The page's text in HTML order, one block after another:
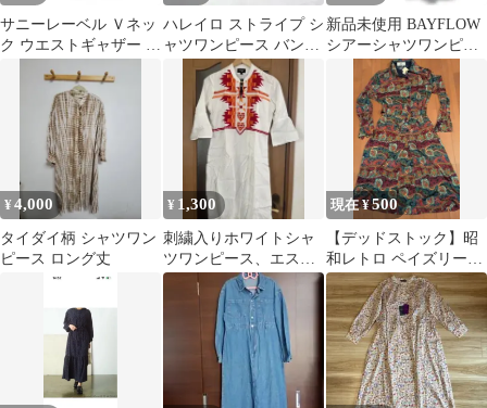
サニーレーベル Ｖネッ
ク ウエストギャザー ロ
ネイビー F
ハレイロ ストライプ シ
ャツワンピース バンド
カラー ロング丈 綿
100% M
新品未使用 BAYFLOW
シアーシャツワンピー
スピンク オレンジ系 春
夏透け感
¥4,000
タイダイ柄 シャツワン
ピース ロング丈
¥ 1,300
刺繍入りホワイトシャ
ツワンピース、エスニ
ック
現在 ¥500
【デッドストック】昭
和レトロ ペイズリー柄
長袖ロングワンピース
13号 XL